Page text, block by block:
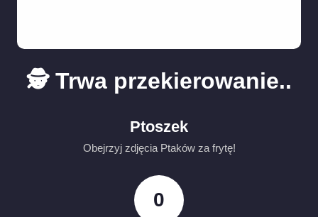
🕵️ Trwa przekierowanie..
Ptoszek
Obejrzyj zdjęcia Ptaków za frytę!
0